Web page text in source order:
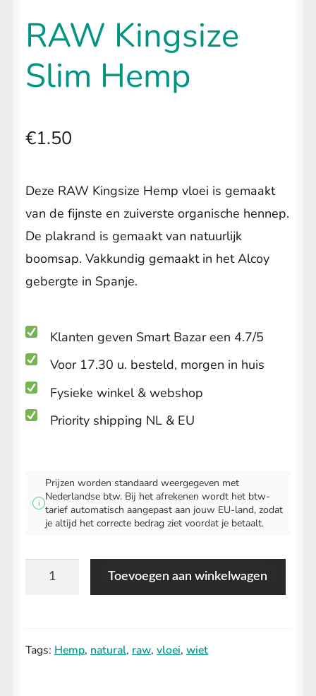
uitvouwen
RAW Kingsize
Slim Hemp
€1.50
Deze RAW Kingsize Hemp vloei is gemaakt
van de fijnste en zuiverste organische hennep.
De plakrand is gemaakt van natuurlijk
boomsap. Vakkundig gemaakt in het Alcoy
gebergte in Spanje.
Klanten geven Smart Bazar een 4.7/5
Voor 17.30 u. besteld, morgen in huis
Fysieke winkel & webshop
Priority shipping NL & EU
i
Prijzen worden standaard weergegeven met
Nederlandse btw. Bij het afrekenen wordt het btw-
tarief automatisch aangepast aan jouw EU-land, zodat
je altijd het correcte bedrag ziet voordat je betaalt.
RAW
aantal
Toevoegen aan winkelwagen
Tags: Hemp, natural, raw, vloei, wiet